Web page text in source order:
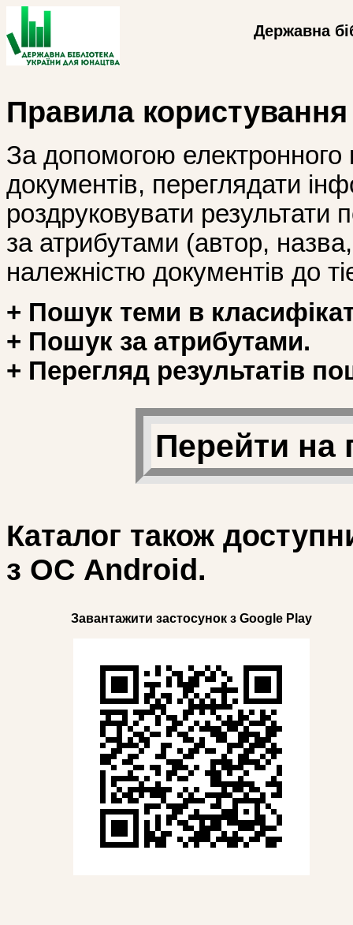
Державна
Правила
За допомогою
документів, переглядати
роздруковувати
за атрибутами (автор, назва,
належністю документів до
+ Пошук теми в
+ Пошук за атрибутами.
+ Перегляд результатів
Перейти на
Каталог також
з ОС Android.
Завантажити застосунок з Google Play